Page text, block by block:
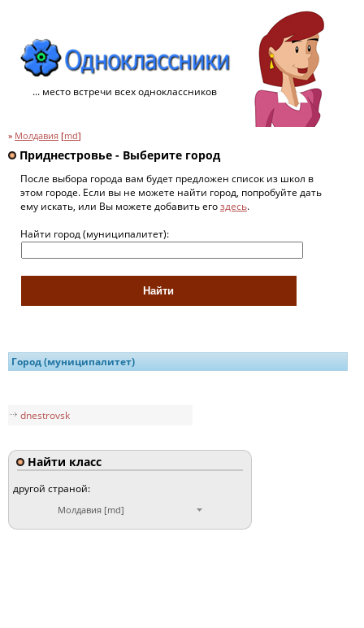
... место встречи всех одноклассников
» Молдавия [md]
Приднестровье - Выберите город
После выбора города вам будет предложен список из школ в
этом городе. Если вы не можете найти город, попробуйте дать
ему искать, или Вы можете добавить егоздесь.
Найти город (муниципалитет):
Город (муниципалитет)
dnestrovsk
Найти класс
другой страной:
Молдавия [md]